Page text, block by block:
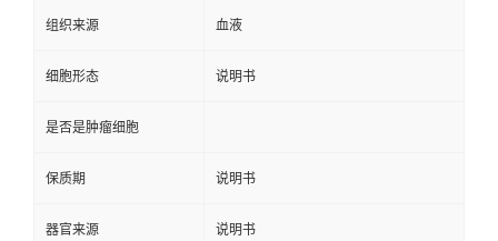
组织来源 血液
细胞形态 说明书
是否是肿瘤细胞
保质期 说明书
器官来源 说明书